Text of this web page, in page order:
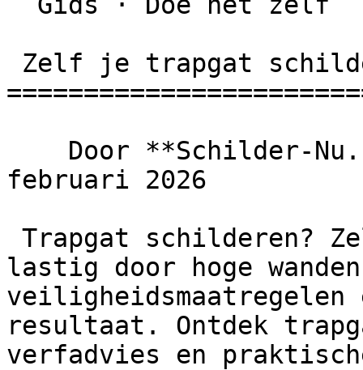
februari 2026
lastig door hoge
resultaat. Ontdek
verfadvies en